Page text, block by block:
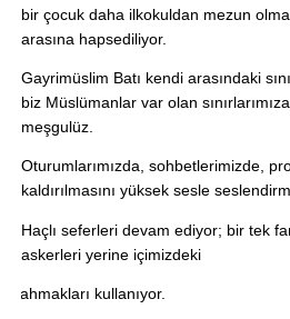
bir çocuk daha ilkokuldan mezun
arasına hapsediliyor.
Gayrimüslim Batı kendi arasındaki
biz Müslümanlar var olan
meşgulüz.
Oturumlarımızda, sohbetlerimizde,
kaldırılmasını yüksek sesle
Haçlı seferleri devam ediyor; bir tek
askerleri yerine içimizdeki
ahmakları kullanıyor.